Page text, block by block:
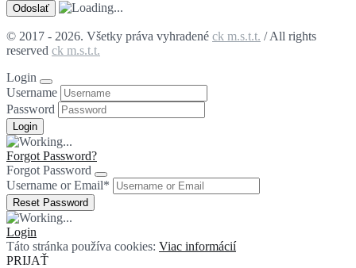
© 2017 - 2026. Všetky práva vyhradené ck m.s.t.t. / All rights
reserved ck m.s.t.t.
Login
Username
Password
Forgot Password?
Forgot Password
Username or Email*
Login
Táto stránka používa cookies: Viac informácií
PRIJAŤ